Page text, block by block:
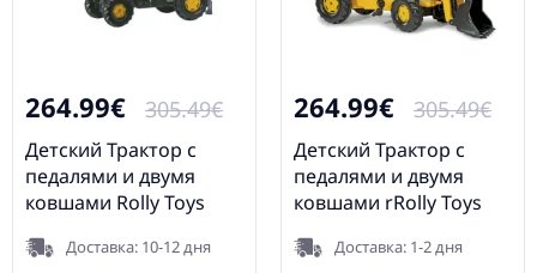
264.99€ 305.49€
Детский Трактор с
педалями и двумя
ковшами Rolly Toys
812004Доставка: 10-12 дня
264.99€ 305.49€
Детский Трактор с
педалями и двумя
ковшами rRolly Toys
813001Доставка: 1-2 дня